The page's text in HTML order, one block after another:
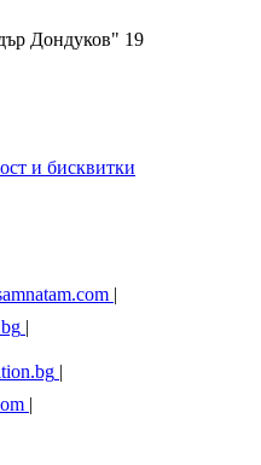
Дондуков" 19
и бисквитки
|
|
|
|